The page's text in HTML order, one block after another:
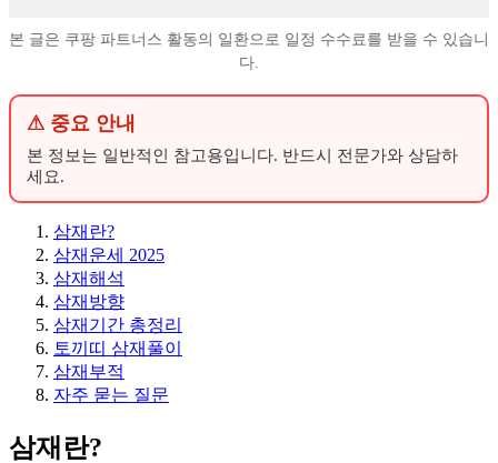
본 글은 쿠팡 파트너스 활동의 일환으로 일정 수수료를 받을 수 있습니
다.
⚠ 중요 안내
본 정보는 일반적인 참고용입니다. 반드시 전문가와 상담하
세요.
삼재란?
삼재운세 2025
삼재해석
삼재방향
삼재기간 총정리
토끼띠 삼재풀이
삼재부적
자주 묻는 질문
삼재란?